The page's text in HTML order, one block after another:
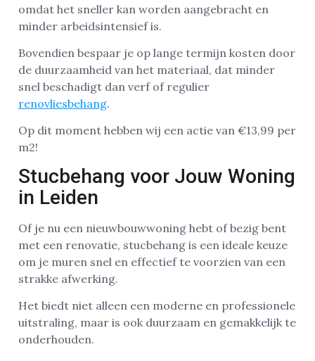
omdat het sneller kan worden aangebracht en
minder arbeidsintensief is.
Bovendien bespaar je op lange termijn kosten door
de duurzaamheid van het materiaal, dat minder
snel beschadigt dan verf of regulier
renovliesbehang.
Op dit moment hebben wij een actie van €13,99 per
m2!
Stucbehang voor Jouw Woning
in Leiden
Of je nu een nieuwbouwwoning hebt of bezig bent
met een renovatie, stucbehang is een ideale keuze
om je muren snel en effectief te voorzien van een
strakke afwerking.
Het biedt niet alleen een moderne en professionele
uitstraling, maar is ook duurzaam en gemakkelijk te
onderhouden.